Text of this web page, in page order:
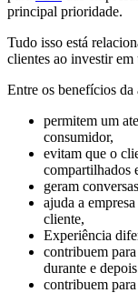
principal prioridade.
Tudo isso está
clientes ao investir
Entre os benefícios da
permitem um
consumidor,
evitam que o
compartilhados
geram
ajuda a
cliente,
Experiência
contribuem
durante e
contribuem